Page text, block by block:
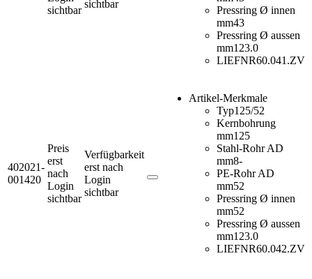
sichtbar
sichtbar
Pressring Ø innen
mm43
Pressring Ø aussen
mm123.0
LIEFNR60.041.ZV
402021-
001420
Preis
erst
nach
Login
sichtbar
Verfügbarkeit
erst nach
Login
sichtbar
Artikel-Merkmale
Typ125/52
Kernbohrung
mm125
Stahl-Rohr AD
mm8-
PE-Rohr AD
mm52
Pressring Ø innen
mm52
Pressring Ø aussen
mm123.0
LIEFNR60.042.ZV